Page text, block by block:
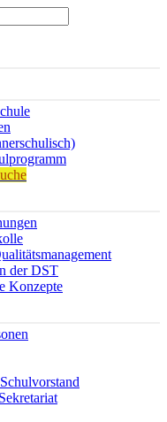
der DST
Konzepte